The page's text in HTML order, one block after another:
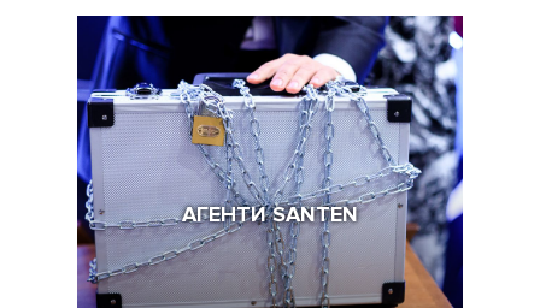
АГЕНТИ SANTEN